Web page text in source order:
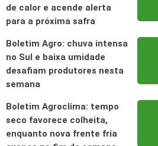
de calor e acende alerta
para a próxima safra
Boletim Agro: chuva intensa
no Sul e baixa umidade
desafiam produtores nesta
semana
Boletim Agroclima: tempo
seco favorece colheita,
enquanto nova frente fria